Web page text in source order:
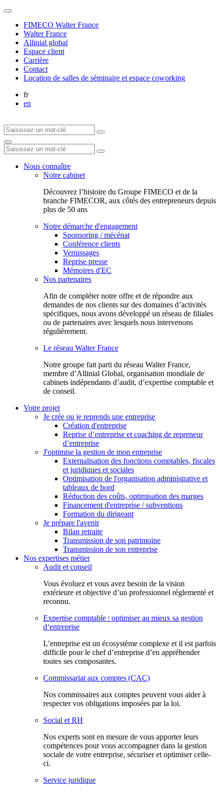
FIMECO Walter France
Walter France
Allinial global
Espace client
Carrière
Contact
Location de salles de séminaire et espace coworking
fr
en
Nous connaître
Notre cabinet
Découvrez l’histoire du Groupe FIMECO et de la
branche FIMECOR, aux côtés des entrepreneurs depuis
plus de 50 ans
Notre démarche d'engagement
Sponsoring / mécénat
Conférence clients
Vernissages
Reprise presse
Mémoires d'EC
Nos partenaires
Afin de compléter notre offre et de répondre aux
demandes de nos clients sur des domaines d’activités
spécifiques, nous avons développé un réseau de filiales
ou de partenaires avec lesquels nous intervenons
régulièrement.
Le réseau Walter France
Notr​e groupe fait parti du réseau Walter France,
membre d’Allinial Global, organisation mondiale de
cabinets indépendants d’audit, d’expertise comptable et
de conseil.
Votre projet
Je crée ou je reprends une entreprise
Création d'entreprise
Reprise d’entreprise et coaching de repreneur
d’entreprise
J'optimise la gestion de mon entreprise
Externalisation des fonctions comptables, fiscales
et juridiques et sociales
Optimisation de l'organisation administrative et
tableaux de bord
Réduction des coûts, optimisation des marges
Financement d'entreprise / subventions
Formation du dirigeant
Je prépare l'avenir
Bilan retraite
Transmission de son patrimoine
Transmission de son entreprise
Nos expertises métier
Audit et conseil
Vous évoluez et vous avez besoin de la vision
extérieure et objective d’un professionnel réglementé et
reconnu.
Expertise comptable : optimiser au mieux sa gestion
d‘entreprise
L’entreprise est un écosystème complexe et il est parfois
difficile pour le chef d’entreprise d’en appréhender
toutes ses composantes.
Commissariat aux comptes (CAC)
Nos commissaires aux comptes peuvent vous aider à
respecter vos obligations imposées par la loi.
Social et RH
Nos experts sont en mesure de vous apporter leurs
compétences pour vous accompagner dans la gestion
sociale de votre entreprise, sécuriser et optimiser celle-
ci.
Service juridique